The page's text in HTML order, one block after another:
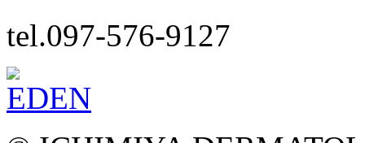
tel.097-576-9127